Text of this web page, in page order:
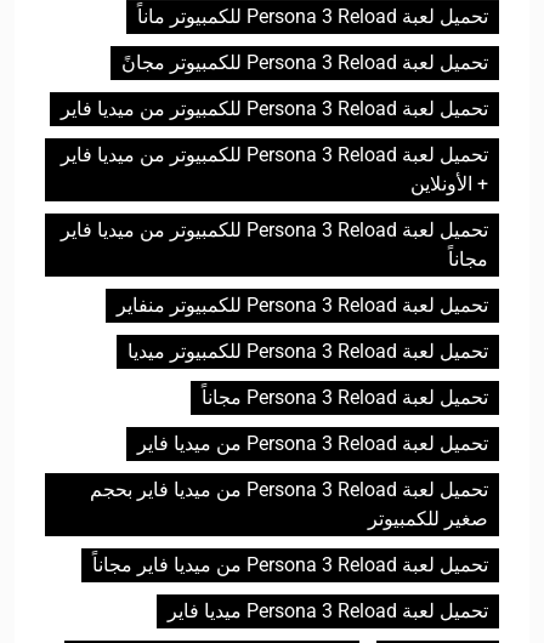
تحميل لعبة Persona 3 Reload للكمبيوتر ماناً
تحميل لعبة Persona 3 Reload للكمبيوتر مجانً
تحميل لعبة Persona 3 Reload للكمبيوتر من ميديا فاير
تحميل لعبة Persona 3 Reload للكمبيوتر من ميديا فاير
+ الأونلاين
تحميل لعبة Persona 3 Reload للكمبيوتر من ميديا فاير
مجاناً
تحميل لعبة Persona 3 Reload للكمبيوتر منفاير
تحميل لعبة Persona 3 Reload للكمبيوتر ميديا
تحميل لعبة Persona 3 Reload مجاناً
تحميل لعبة Persona 3 Reload من ميديا فاير
تحميل لعبة Persona 3 Reload من ميديا فاير بحجم
صغير للكمبيوتر
تحميل لعبة Persona 3 Reload من ميديا فاير مجاناً
تحميل لعبة Persona 3 Reload ميديا فاير